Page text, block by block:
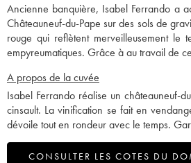
Ancienne banquière, Isabel Ferrando a
Châteauneuf-du-Pape sur des sols de
rouge qui reflètent merveilleusement
empyreumatiques. Grâce à au travail de
A propos de la cuvée
Isabel Ferrando réalise un
cinsault. La vinification se fait en
dévoile tout en rondeur avec le temps.
CONSULTER LES COTES DU